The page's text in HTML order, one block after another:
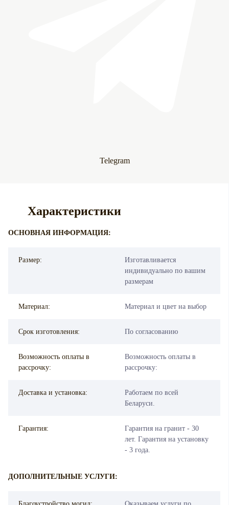
Telegram
Характеристики
ОСНОВНАЯ ИНФОРМАЦИЯ:
Размер:
Изготавливается
индивидуально по вашим
размерам
Материал: Материал и цвет на выбор
Срок изготовления: По согласованию
Возможность оплаты в
рассрочку:
Возможность оплаты в
рассрочку:
Доставка и установка:
Работаем по всей
Беларуси.
Гарантия:
Гарантия на гранит - 30
лет. Гарантия на установку
- 3 года.
ДОПОЛНИТЕЛЬНЫЕ УСЛУГИ: